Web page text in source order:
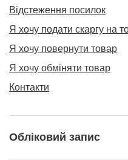
Відстеження посилок
Я хочу подати скаргу на
Я хочу повернути товар
Я хочу обміняти товар
Контакти
Обліковий запис